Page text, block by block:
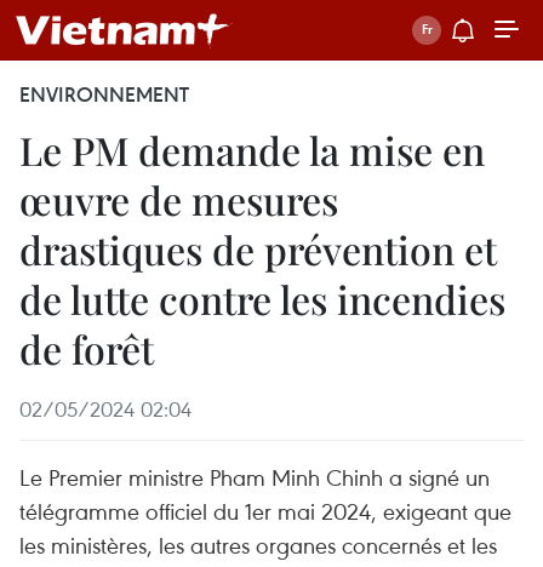
ENVIRONNEMENT
Le PM demande la mise en
œuvre de mesures
drastiques de prévention et
de lutte contre les incendies
de forêt
02/05/2024 02:04
Le Premier ministre Pham Minh Chinh a signé un
télégramme officiel du 1er mai 2024, exigeant que
les ministères, les autres organes concernés et les